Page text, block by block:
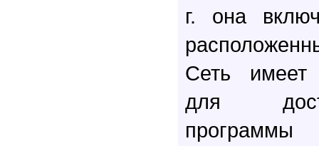
г. она
Сеть имеет
для
программы